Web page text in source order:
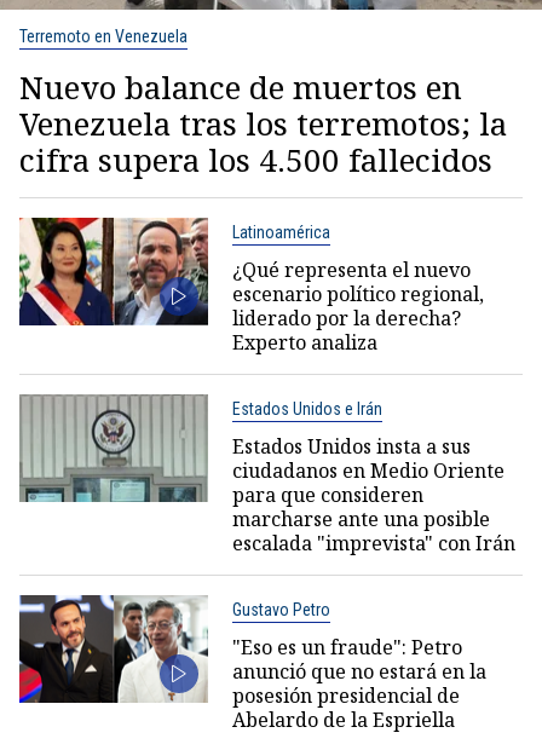
Terremoto en Venezuela
Nuevo balance de muertos en
Venezuela tras los terremotos; la
cifra supera los 4.500 fallecidos
Latinoamérica
¿Qué representa el nuevo
escenario político regional,
liderado por la derecha?
Experto analiza
Estados Unidos e Irán
Estados Unidos insta a sus
ciudadanos en Medio Oriente
para que consideren
marcharse ante una posible
escalada "imprevista" con Irán
Gustavo Petro
"Eso es un fraude": Petro
anunció que no estará en la
posesión presidencial de
Abelardo de la Espriella